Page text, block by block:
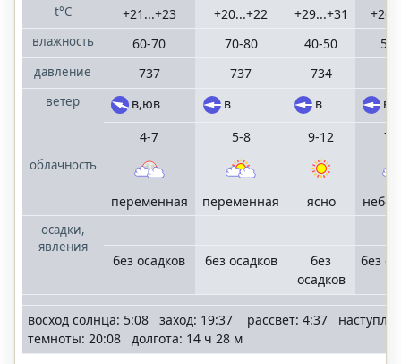
t°C
влажность
давление
ветер
облачность
осадки,
явления
+21...+23
60-70
737
в,юв
4-7
переменная
без осадков
+20...+22
70-80
737
в
5-8
переменная
без осадков
+29...+31
40-50
734
в
9-12
ясно
без
осадков
в
7-
без
восход солнца: 5:08 заход: 19:37 рассвет: 4:37
темноты: 20:08 долгота: 14 ч 28 м
Сочи
населенные
пункты
Большого Сочи
"KrasnodarMeteo.ru"
—
2025
terrameteo.ru